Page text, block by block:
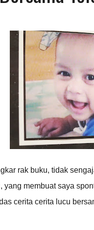
rak buku, tidak
yang membuat saya
cerita cerita lucu